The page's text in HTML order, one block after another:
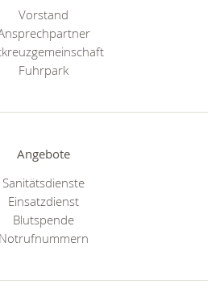
Vorstand
Fuhrpark
Angebote
Sanitätsdienste
Einsatzdienst
Blutspende
Notrufnummern